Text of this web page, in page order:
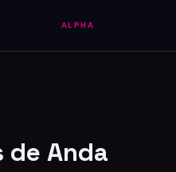
ALPHA
de Anda